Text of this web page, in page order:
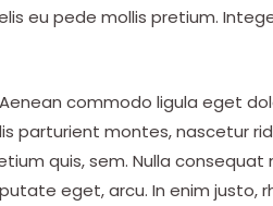
eu pede mollis pretium.
commodo ligula eget
parturient montes, nascetur
quis, sem. Nulla consequat
eget, arcu. In enim justo,